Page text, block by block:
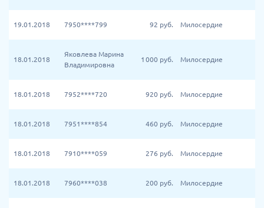
19.01.2018 7950****799 92 руб. Милосердие
18.01.2018
Яковлева Марина
Владимировна
1 000 руб. Милосердие
18.01.2018 7952****720 920 руб. Милосердие
18.01.2018 7951****854 460 руб. Милосердие
18.01.2018 7910****059 276 руб. Милосердие
18.01.2018 7960****038 200 руб. Милосердие